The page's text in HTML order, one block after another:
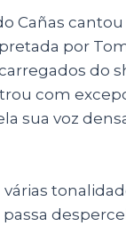
Cañas cantou
por
do
com
sua voz